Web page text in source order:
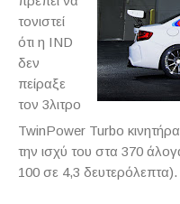
τονιστεί
ότι η IND
δεν
πείραξε
τον 3λιτρο
TwinPower Turbo
την ισχύ του στα 370
100 σε 4,3 δευτερόλεπτα).